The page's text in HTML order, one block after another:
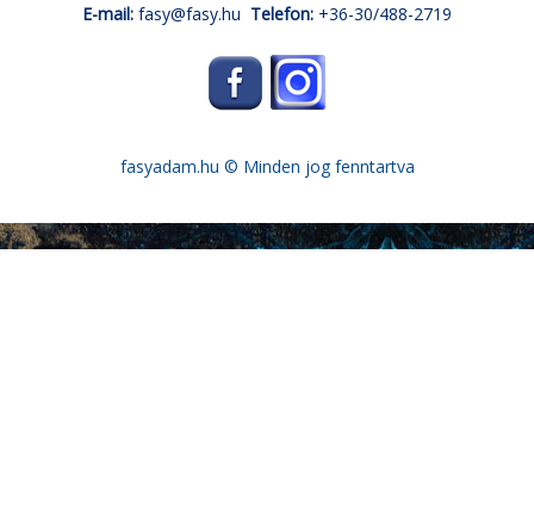
E-mail: fasy@fasy.hu Telefon: +36-30/488-2719
fasyadam.hu © Minden jog fenntartva